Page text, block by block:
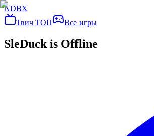
NDBX
Твич ТОП
Все игры
SleDuck is Offline